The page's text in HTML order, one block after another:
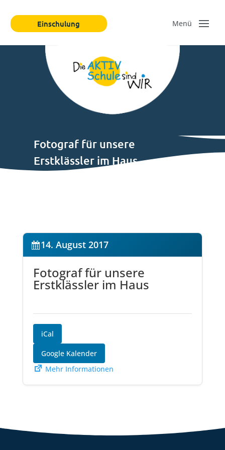
Einschulung
Fotograf für unsere
Erstklässler im Haus
14. August 2017
Fotograf für unsere
Erstklässler im Haus
iCal
Google Kalender
Mehr Informationen